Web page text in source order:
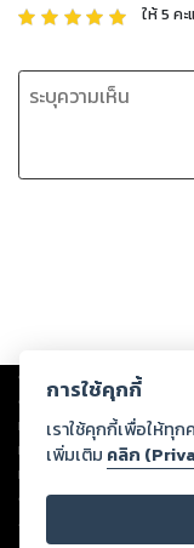
ให้5 คะ
Copyright © 2026
ต่อผลงานหรือเนื้อหาใดที่อั
ทรัพย์สินทางปัญญาของบุค
ทุกท่านโปรดใช้วิจารณญาณ
หนึ่งส่วนใดขัดต่อกฎหมายแ
ดำเนินการในทันที ทั้งนี้ ท
ลิขสิทธิ์ พ.ศ. 2537 (ฉบับล่าสุ
การใช้คุกกี้
เราใช้คุกกี้เพื่อให้ทุ
เพิ่มเติม คลิก